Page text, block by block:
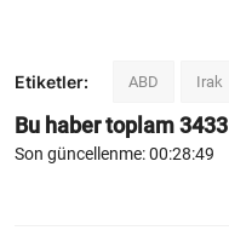
Etiketler: ABD Irak
Bu haber toplam3433
Son güncellenme: 00:28:49